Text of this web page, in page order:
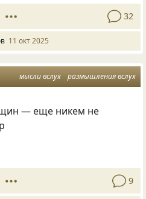
32
11 окт 2025
мысли вслух размышления вслух
— еще никем не
9